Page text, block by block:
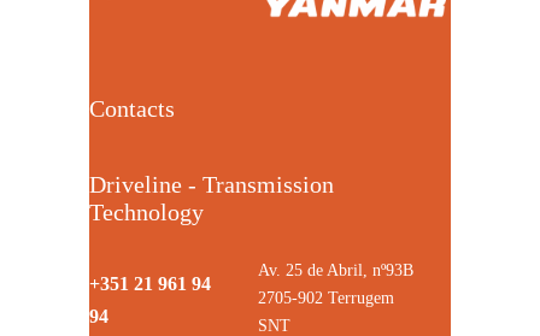
Contacts
Driveline - Transmission
Technology
+351 21 961 94
94
Av. 25 de Abril, nº93B
2705-902 Terrugem
SNT